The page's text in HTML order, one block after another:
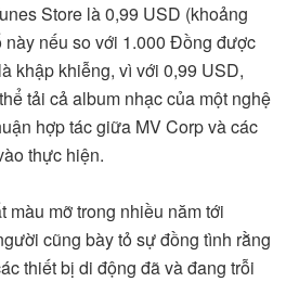
Store là 0,99 USD (khoảng
nếu so với 1.000 Đồng được
khập khiễng, vì với 0,99 USD,
tải cả album nhạc của một nghệ
hợp tác giữa MV Corp và các
thực hiện.
màu mỡ trong nhiều năm tới
cũng bày tỏ sự đồng tình rằng
thiết bị di động đã và đang trỗi